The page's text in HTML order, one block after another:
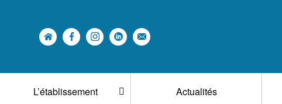
L’établissement Actualités